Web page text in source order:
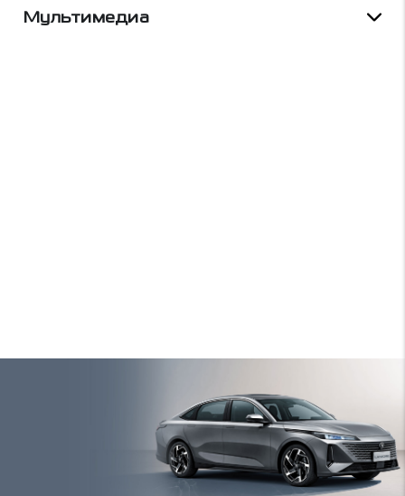
Мультимедиа